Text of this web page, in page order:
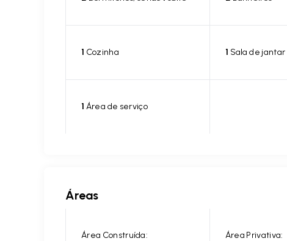
1 Cozinha 1 Sala de jantar
1 Área de serviço
Áreas
Área Construída:
Área Privativa: